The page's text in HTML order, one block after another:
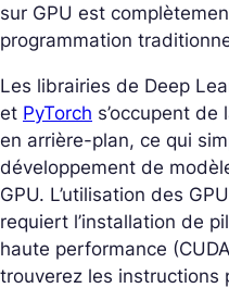
sur GPU est
programmation
Les librairies de Deep
et PyTorch s’occupent
en arrière-plan, ce qui
développement de
GPU. L’utilisation des
requiert l’installation de
haute performance
trouverez les instructions